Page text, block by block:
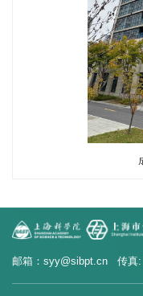
邮箱：syy@sibpt.cn 传真: